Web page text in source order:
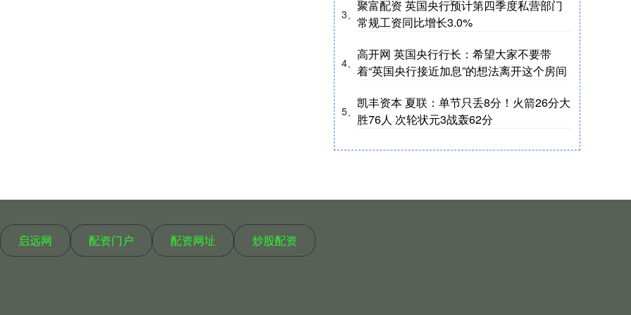
3、
聚富配资 英国央行预计第四季度私营部门
常规工资同比增长3.0%
4、
高开网 英国央行行长：希望大家不要带
着“英国央行接近加息”的想法离开这个房间
5、
凯丰资本 夏联：单节只丢8分！火箭26分大
胜76人 次轮状元3战轰62分
启远网 配资门户 配资网址 炒股配资